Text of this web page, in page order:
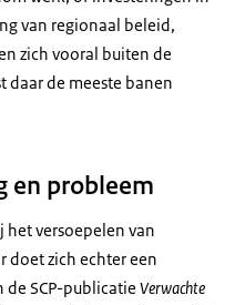
van regionaal beleid,
zich vooral buiten de
daar de meeste banen
en probleem
versoepelen van
doet zich echter een
de SCP-publicatie Verwachte